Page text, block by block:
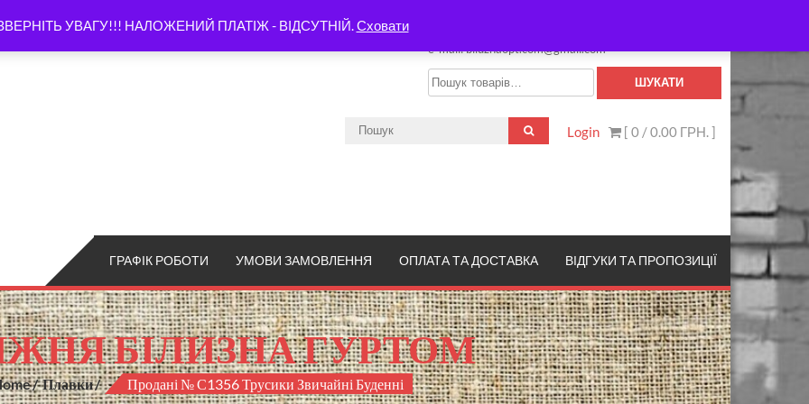
УВАГУ!!! НАЛОЖЕНИЙ ПЛАТІЖ - ВІДСУТНІЙ.Сховати
e-mail: biluznaopt.com@gmail.com
Шукати:
ШУКАТИ
[ 0 /0.00 ГРН.]
Login
ГРАФІК РОБОТИ УМОВИ ЗАМОВЛЕННЯ ОПЛАТА ТА ДОСТАВКА ВІДГУКИ ТА ПРОПОЗИЦІЇ
БІЛИЗНА ГУРТОМ
Плавки Продані № С1356 Трусики Звичайні Буденні